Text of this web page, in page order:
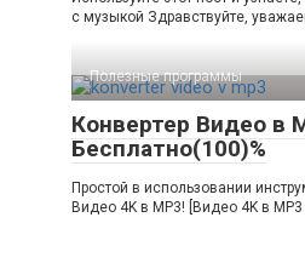
с музыкой Здравствуйте,
Полезные программы
Конвертер Видео в
Бесплатно(100)%
Простой в использовании
Видео 4K в MP3! [Видео 4K в MP3